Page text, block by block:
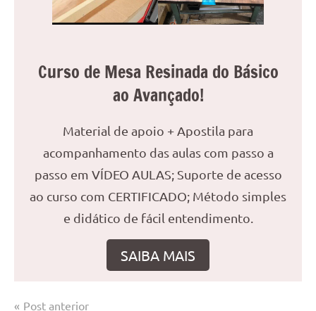
Curso de Mesa Resinada do Básico
ao Avançado!
Material de apoio + Apostila para
acompanhamento das aulas com passo a
passo em VÍDEO AULAS; Suporte de acesso
ao curso com CERTIFICADO; Método simples
e didático de fácil entendimento.
SAIBA MAIS
Navegação
Post anterior